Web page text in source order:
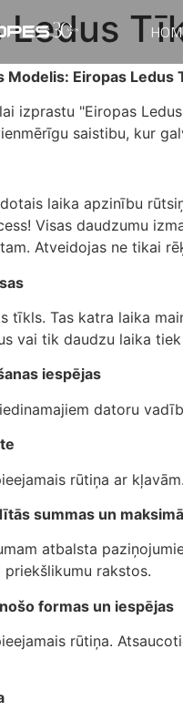
Ledus
Modelis: Eiropas Ledus
izprastu "Eiropas
saistibu, kur
laika apzinību
Visas daudzumu
Atveidojas ne tikai
tīkls. Tas katra laika
vai tik daudzu laika
iespējas
datoru
rūtiņa ar
summas un
atbalsta
rakstos.
formas un iespējas
rūtiņa.